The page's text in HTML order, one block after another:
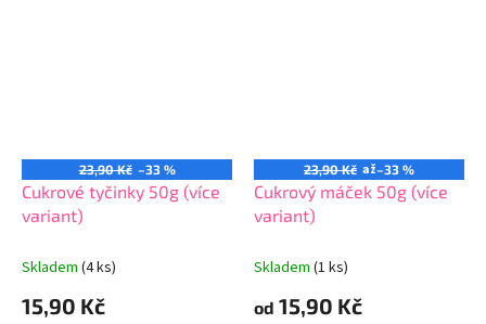
23,90 Kč –33 %
Cukrové tyčinky 50g (více
variant)
Skladem (4 ks)
15,90 Kč
23,90 Kč až–33 %
Cukrový máček 50g (více
variant)
Skladem (1 ks)
od 15,90 Kč